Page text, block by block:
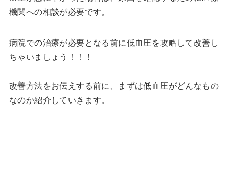
機関への相談が必要です。
病院での治療が必要となる前に低血圧を攻略して改善し
ちゃいましょう！！！
改善方法をお伝えする前に、まずは低血圧がどんなもの
なのか紹介していきます。